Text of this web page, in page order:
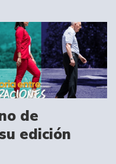
de
edición